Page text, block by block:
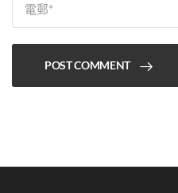
POST COMMENT